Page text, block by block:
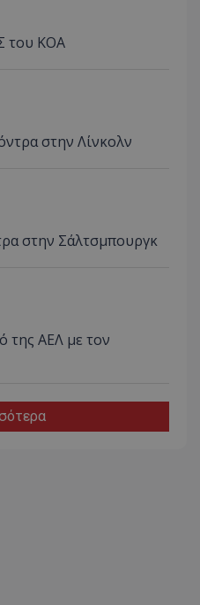
του ΚΟΑ
στην Λίνκολν
στην Σάλτσμπουργκ
της ΑΕΛ με τον